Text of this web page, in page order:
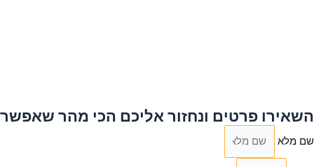
השאירו פרטים ונחזור אליכם הכי מהר שאפשר
שם מלא